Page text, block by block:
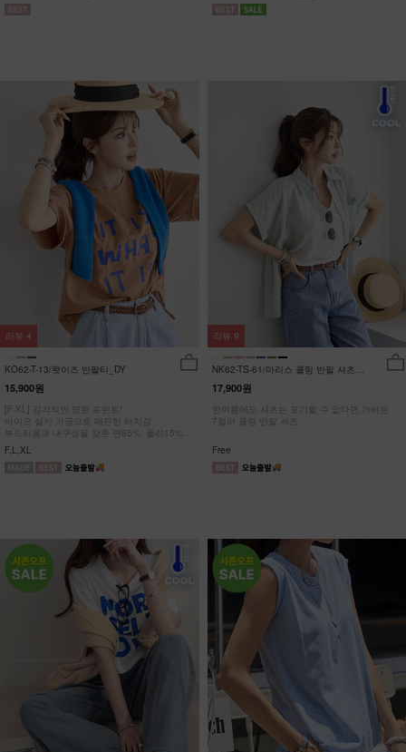
KO62-T-13/왓이즈 반팔티_DY
15,900원
[F-XL] 감각적인 영문 프린트!
바이오 실키 가공으로 매끈한 터치감
부드러움과 내구성을 갖춘 면85%, 폴리15%
#NAK MADE.
F,L,XL
리뷰 4
NK62-TS-61/마리스 쿨링 반팔 셔츠
17,900원
한여름에도 셔츠는 포기할 수 없다면,가벼운
7컬러 쿨링 반팔 셔츠
Free
리뷰 9